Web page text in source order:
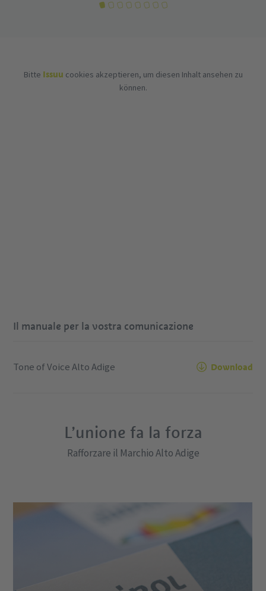
Bitte Issuu cookies akzeptieren, um diesen Inhalt ansehen zu
können.
Il manuale per la vostra comunicazione
Tone of Voice Alto Adige Download
L’unione fa la forza
Rafforzare il Marchio Alto Adige